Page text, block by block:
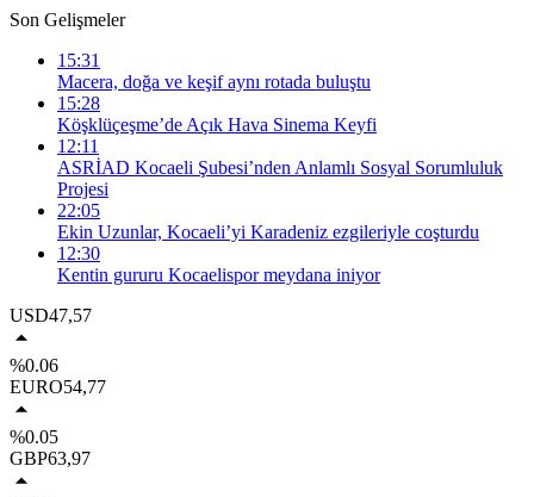
Son Gelişmeler
15:31
Macera, doğa ve keşif aynı rotada buluştu
15:28
Köşklüçeşme’de Açık Hava Sinema Keyfi
12:11
ASRİAD Kocaeli Şubesi’nden Anlamlı Sosyal Sorumluluk
Projesi
22:05
Ekin Uzunlar, Kocaeli’yi Karadeniz ezgileriyle coşturdu
12:30
Kentin gururu Kocaelispor meydana iniyor
USD47,57
%0.06
EURO54,77
%0.05
GBP63,97